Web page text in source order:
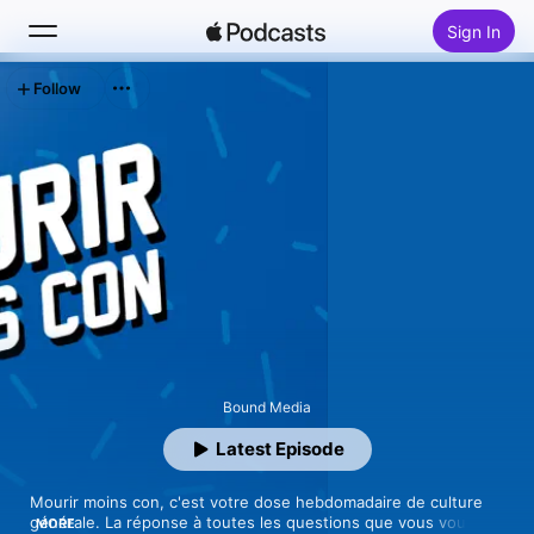
Sign In
Home
New
Top Charts
Bound Media
Mourir moins con, c'est votre dose hebdomadaire de culture
générale. La réponse à toutes les questions que vous vous
MORE
Latest Episode
Follow